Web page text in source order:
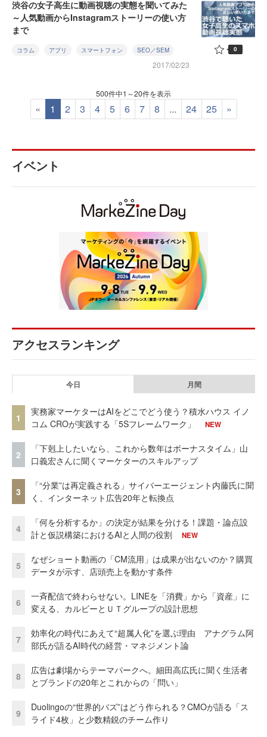
渋谷の女子高生に動画視聴の実態を聞いてみた
～人気動画からInstagramストーリーの使い方
まで
コラム アプリ スマートフォン SEO／SEM
2017/02/23
0
500件中1～20件を表示
« 1 2 3 4 5 6 7 8 ... 24 25 »
イベント
アクセスランキング
今日 月間
1
実務家マーケターはAIをどこでどう使う？積水ハウス イノ
コム CROが実践する「5Sフレームワーク」
NEW
2
「下剋上したいなら、これから数年はボーナスタイム」山
口義宏さんに聞くマーケターのスキルアップ
3
「“分業”は再定義される」サイバーエージェント内藤氏に聞
く、インターネット広告20年と転換点
4
「何を分析するか」の決定が結果を分ける！課題・論点設
計と仮説構築におけるAIと人間の役割
NEW
5
なぜショート動画の「CM流用」は成果が出ないのか？購買
データが示す、店頭売上を動かす条件
6
一斉配信で終わらせない。LINEを「消費」から「資産」に
変える、カルビーとＵＴグループの設計思想
7
効率化の時代にあえて“超属人化”を選ぶ理由 アナグラム阿
部氏が語るAI時代の経営・マネジメント論
8
広告は劇場からテーマパークへ。細田高広氏に聞く生活者
とブランドの20年とこれからの「問い」
9
Duolingoの“世界的バズ”はどう作られる？CMOが語る「ス
ライド4枚」と少数精鋭のチーム作り